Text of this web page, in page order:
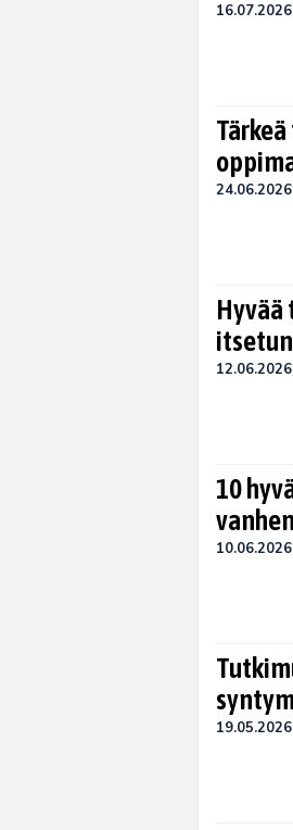
16.07.2026
24.06.2026
12.06.2026
10
10.06.2026
19.05.2026